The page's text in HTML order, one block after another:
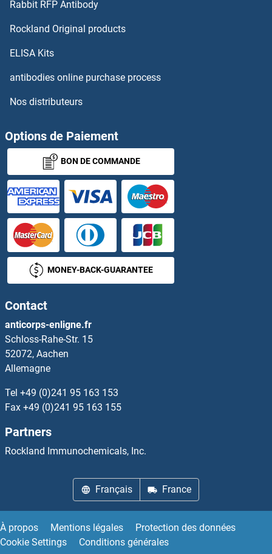
Rabbit RFP Antibody
Rockland Original products
ELISA Kits
antibodies online purchase process
Nos distributeurs
Options de Paiement
BON DE COMMANDE
MONEY-BACK-GUARANTEE
Contact
anticorps-enligne.fr
Schloss-Rahe-Str. 15
52072, Aachen
Allemagne
Tel +49 (0)241 95 163 153
Fax +49 (0)241 95 163 155
Partners
Rockland Immunochemicals, Inc.
Français France
À propos Mentions légales
Protection des données
Cookie Settings
Conditions générales